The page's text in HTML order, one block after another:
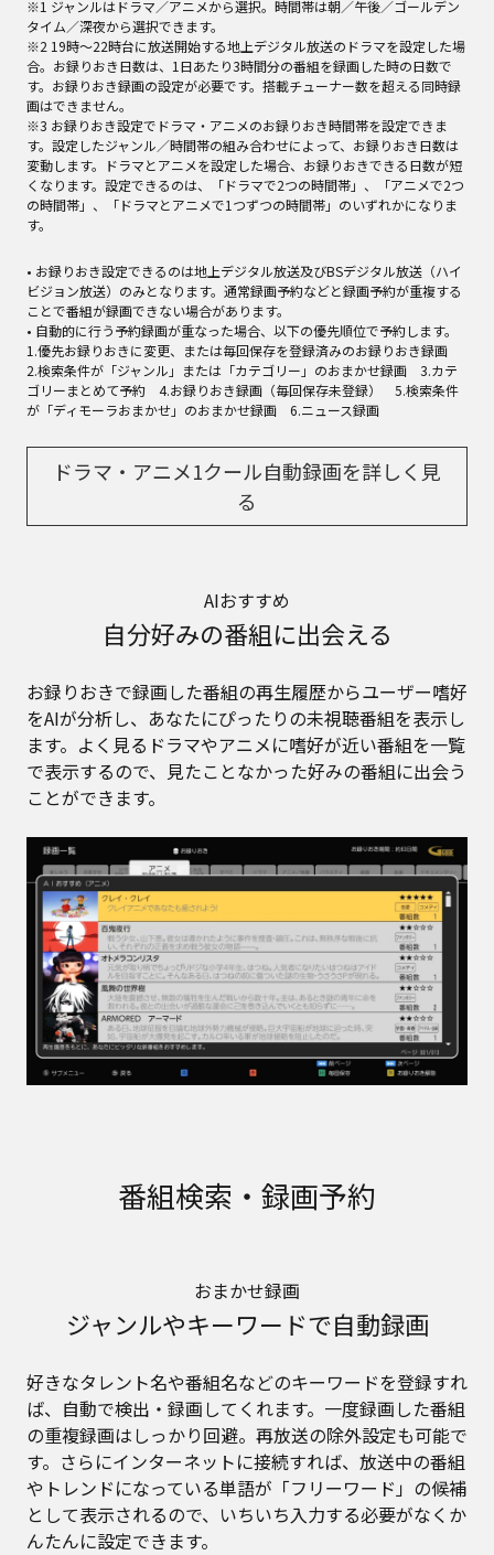
※1 ジャンルはドラマ／アニメから選択。時間帯は朝／午後／ゴールデン
タイム／深夜から選択できます。
※2 19時～22時台に放送開始する地上デジタル放送のドラマを設定した場
合。お録りおき日数は、1日あたり3時間分の番組を録画した時の日数で
す。お録りおき録画の設定が必要です。搭載チューナー数を超える同時録
画はできません。
※3 お録りおき設定でドラマ・アニメのお録りおき時間帯を設定できま
す。設定したジャンル／時間帯の組み合わせによって、お録りおき日数は
変動します。ドラマとアニメを設定した場合、お録りおきできる日数が短
くなります。設定できるのは、「ドラマで2つの時間帯」、「アニメで2つ
の時間帯」、「ドラマとアニメで1つずつの時間帯」のいずれかになりま
す。
• お録りおき設定できるのは地上デジタル放送及びBSデジタル放送（ハイ
ビジョン放送）のみとなります。通常録画予約などと録画予約が重複する
ことで番組が録画できない場合があります。
• 自動的に行う予約録画が重なった場合、以下の優先順位で予約します。
1.優先お録りおきに変更、または毎回保存を登録済みのお録りおき録画
2.検索条件が「ジャンル」または「カテゴリー」のおまかせ録画 3.カテ
ゴリーまとめて予約 4.お録りおき録画（毎回保存未登録） 5.検索条件
が「ディモーラおまかせ」のおまかせ録画 6.ニュース録画
ドラマ・アニメ1クール自動録画を詳しく見
る
AIおすすめ
自分好みの番組に出会える
お録りおきで録画した番組の再生履歴からユーザー嗜好
をAIが分析し、あなたにぴったりの未視聴番組を表示し
ます。よく見るドラマやアニメに嗜好が近い番組を一覧
で表示するので、見たことなかった好みの番組に出会う
ことができます。
番組検索・録画予約
おまかせ録画
ジャンルやキーワードで自動録画
好きなタレント名や番組名などのキーワードを登録すれ
ば、自動で検出・録画してくれます。一度録画した番組
の重複録画はしっかり回避。再放送の除外設定も可能で
す。さらにインターネットに接続すれば、放送中の番組
やトレンドになっている単語が「フリーワード」の候補
として表示されるので、いちいち入力する必要がなくか
んたんに設定できます。